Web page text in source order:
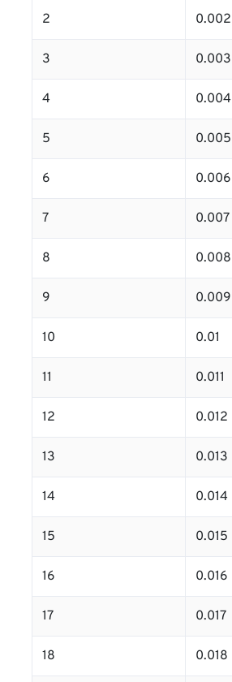
2 0.002
3 0.003
4 0.004
5 0.005
6 0.006
7 0.007
8 0.008
9 0.009
10 0.01
11 0.011
12 0.012
13 0.013
14 0.014
15 0.015
16 0.016
17 0.017
18 0.018